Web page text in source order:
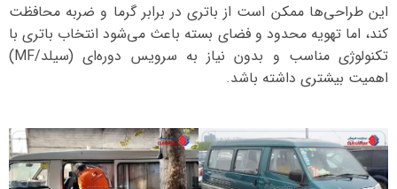
این طراحی‌ها ممکن است از باتری در برابر گرما و ضربه محافظت
کند، اما تهویه محدود و فضای بسته باعث می‌شود انتخاب باتری با
تکنولوژی مناسب و بدون نیاز به سرویس دوره‌ای (سیلد/MF)
اهمیت بیشتری داشته باشد.